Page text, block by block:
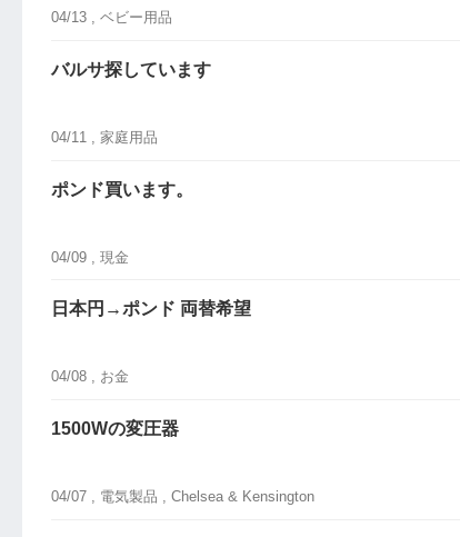
04/13 , ベビー用品
バルサ探しています
04/11 , 家庭用品
ポンド買います。
04/09 , 現金
日本円→ポンド 両替希望
04/08 , お金
1500Wの変圧器
04/07 , 電気製品 , Chelsea & Kensington